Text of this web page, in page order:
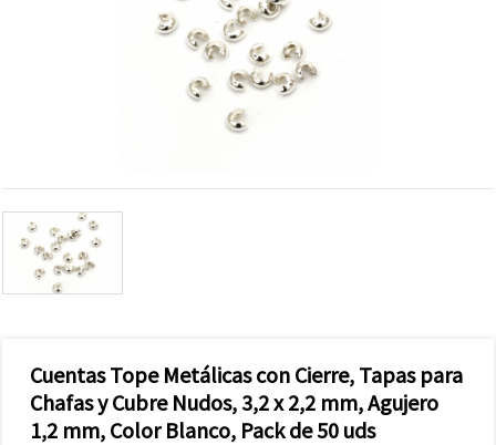
Cuentas Tope Metálicas con Cierre, Tapas para
Chafas y Cubre Nudos, 3,2 x 2,2 mm, Agujero
1,2 mm, Color Blanco, Pack de 50 uds